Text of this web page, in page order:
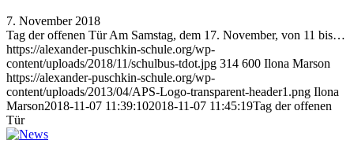
7. November 2018
Tag der offenen Tür Am Samstag, dem 17. November, von 11 bis…
https://alexander-puschkin-schule.org/wp-
content/uploads/2018/11/schulbus-tdot.jpg 314 600 Ilona Marson
https://alexander-puschkin-schule.org/wp-
content/uploads/2013/04/APS-Logo-transparent-header1.png Ilona
Marson2018-11-07 11:39:102018-11-07 11:45:19Tag der offenen
Tür